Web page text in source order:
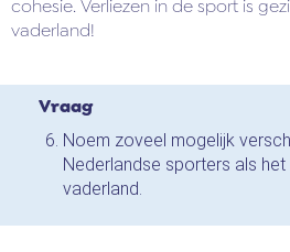
cohesie. Verliezen in de sport is
vaderland!
Vraag
Noem zoveel mogelijk
Nederlandse sporters als
vaderland.